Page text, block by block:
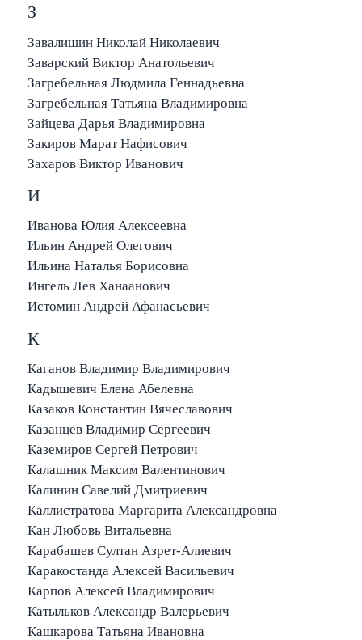
З
Завалишин Николай Николаевич
Заварский Виктор Анатольевич
Загребельная Людмила Геннадьевна
Загребельная Татьяна Владимировна
Зайцева Дарья Владимировна
Закиров Марат Нафисович
Захаров Виктор Иванович
И
Иванова Юлия Алексеевна
Ильин Андрей Олегович
Ильина Наталья Борисовна
Ингель Лев Ханаанович
Истомин Андрей Афанасьевич
К
Каганов Владимир Владимирович
Кадышевич Елена Абелевна
Казаков Константин Вячеславович
Казанцев Владимир Сергеевич
Каземиров Сергей Петрович
Калашник Максим Валентинович
Калинин Савелий Дмитриевич
Каллистратова Маргарита Александровна
Кан Любовь Витальевна
Карабашев Султан Азрет-Алиевич
Каракостанда Алексей Васильевич
Карпов Алексей Владимирович
Катыльков Александр Валерьевич
Кашкарова Татьяна Ивановна